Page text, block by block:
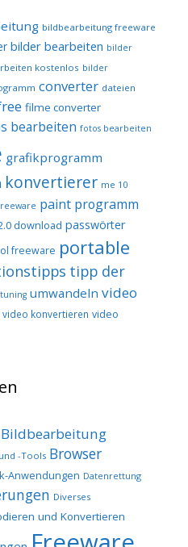
bildbearbeitung freeware
bilder bearbeiten bilder
kostenlos bilder
converter dateien
filme converter
bearbeiten fotos bearbeiten
grafikprogramm
konvertierer me 10
paint programm
download passwörter
freeware portable
tipp der
tuning umwandeln video
video konvertieren video
Bildbearbeitung
-Tools Browser
Anwendungen Datenrettung
Diverses
und Konvertieren